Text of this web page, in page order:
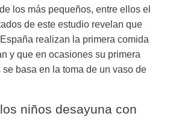
de los más pequeños, entre ellos el
de este estudio revelan que
realizan la primera comida
y que en ocasiones su primera
basa en la toma de un vaso de
niños desayuna con